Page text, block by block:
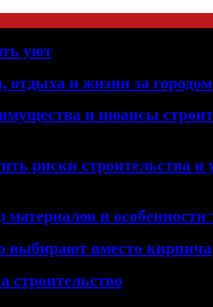
уют
отдыха и жизни за городом
и нюансы
риски строительства и
и особенности
выбирают вместо кирпича
строительство